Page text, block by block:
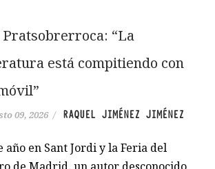
Pratsobrerroca: “La
está compitiendo con
09, 2026 / RAQUEL JIMÉNEZ JIMÉNEZ
año en Sant Jordi y la Feria del